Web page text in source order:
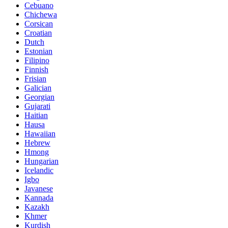
Cebuano
Chichewa
Corsican
Croatian
Dutch
Estonian
Filipino
Finnish
Frisian
Galician
Georgian
Gujarati
Haitian
Hausa
Hawaiian
Hebrew
Hmong
Hungarian
Icelandic
Igbo
Javanese
Kannada
Kazakh
Khmer
Kurdish